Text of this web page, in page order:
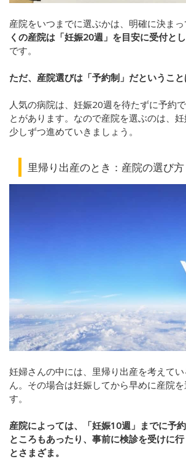
産院をいつまでに選ぶかは、明確に決まっ
くの産院は「妊娠20週」を目安に受付と
です。
ただ、産院選びは「予約制」だということ
人気の病院は、妊娠20週を待たずに予約
とがあります。なので産院を選ぶのは、
少しずつ進めていきましょう。
里帰り出産のとき：産院の選び方
妊婦さんの中には、里帰り出産を考えて
ん。その場合は妊娠してから早めに産院
す。
産院によっては、「妊娠10週」までに予
ところもあったり、事前に検診を受けに
とさまざま。